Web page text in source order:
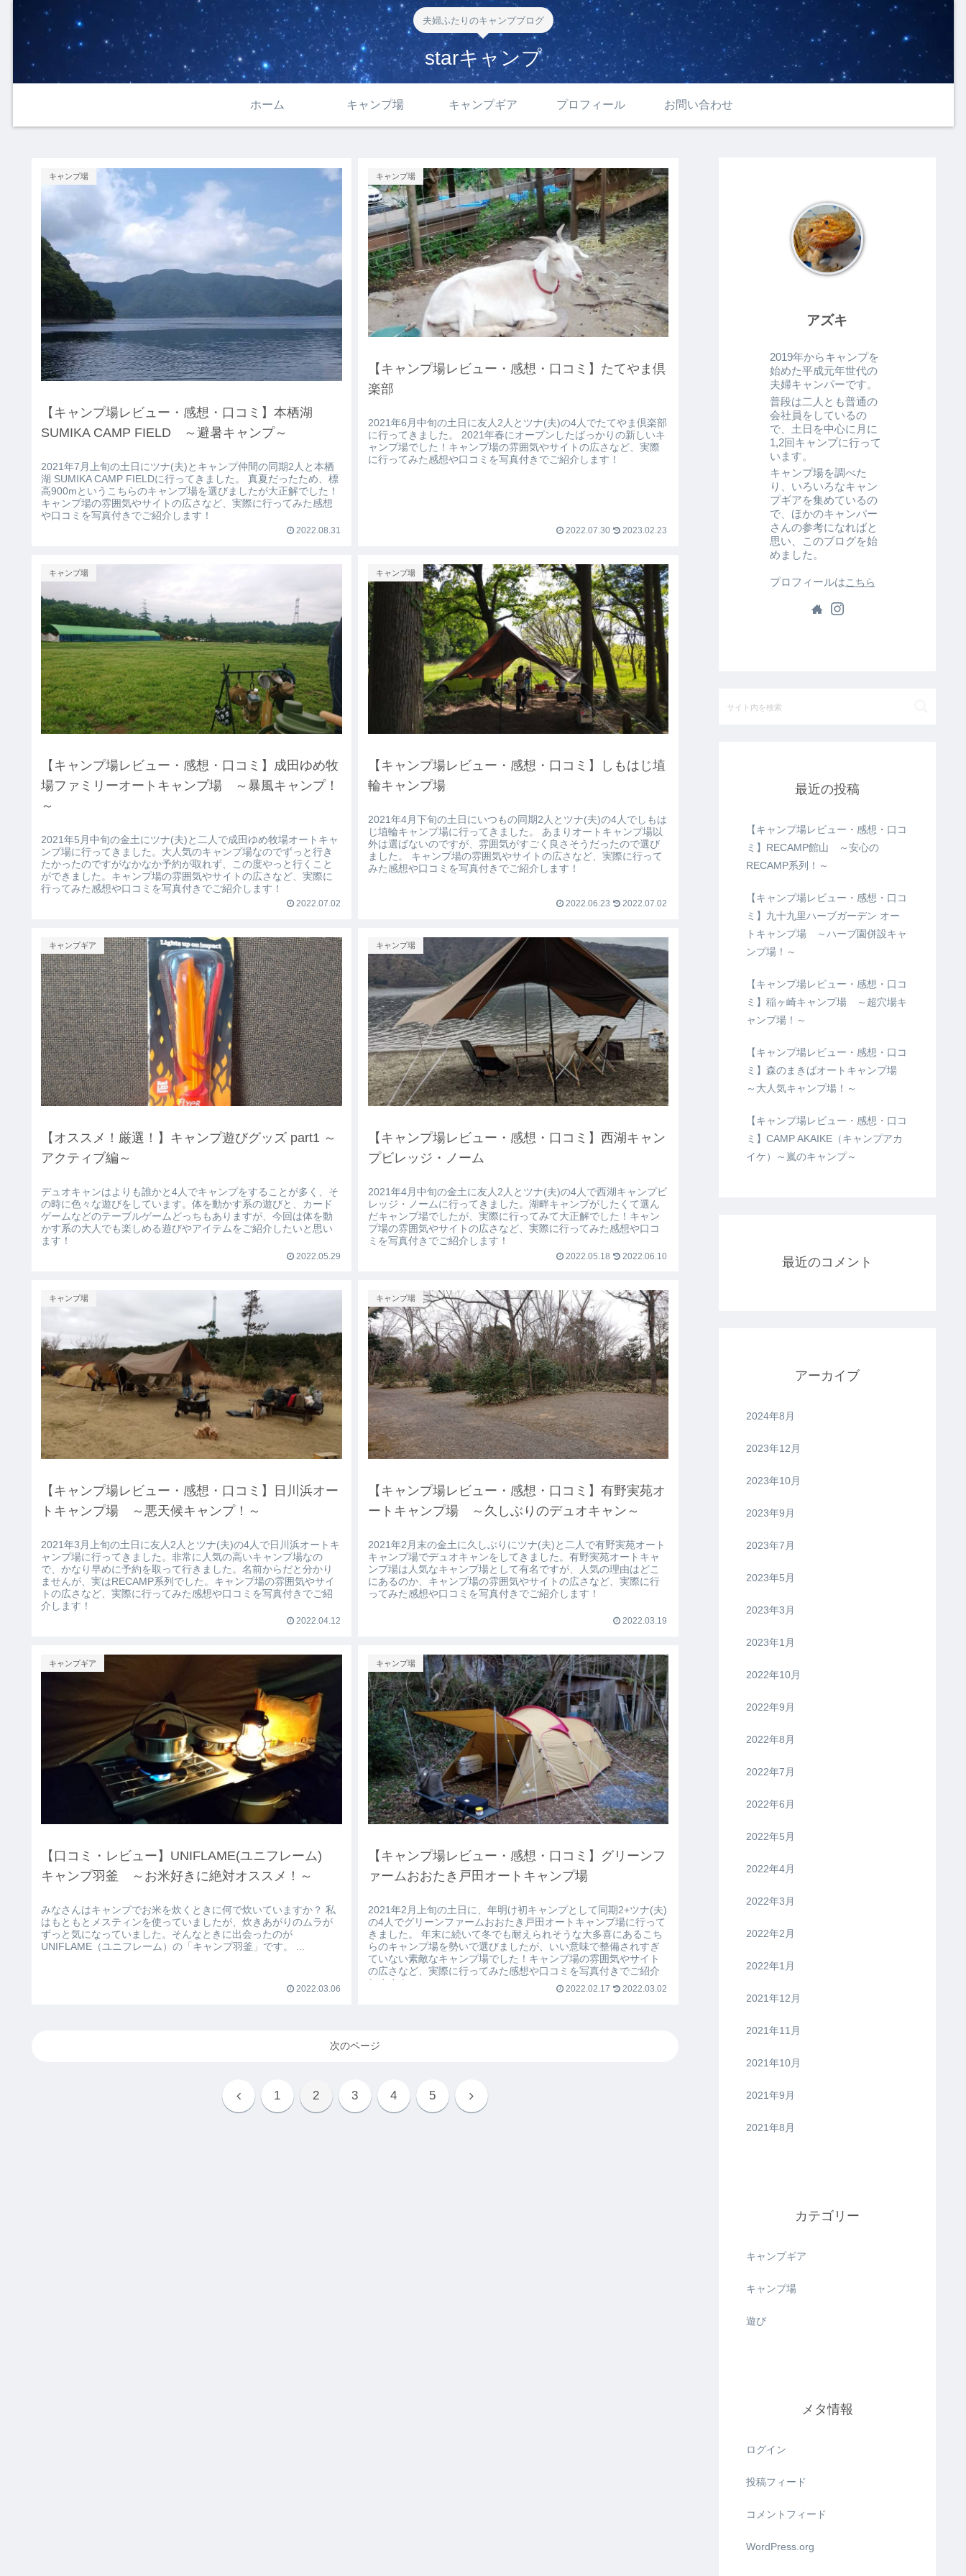
夫婦ふたりのキャンプブログ
starキャンプ
ホーム キャンプ場 キャンプギア プロフィール お問い合わせ
キャンプ場
【キャンプ場レビュー・感想・口コミ】本栖湖
SUMIKA CAMP FIELD ～避暑キャンプ～
2021年7月上旬の土日にツナ(夫)とキャンプ仲間の同期2人と本栖
湖 SUMIKA CAMP FIELDに行ってきました。 真夏だったため、標
高900mというこちらのキャンプ場を選びましたが大正解でした！
キャンプ場の雰囲気やサイトの広さなど、実際に行ってみた感想
や口コミを写真付きでご紹介します！
2022.08.31
キャンプ場
【キャンプ場レビュー・感想・口コミ】たてやま倶
楽部
2021年6月中旬の土日に友人2人とツナ(夫)の4人でたてやま倶楽部
に行ってきました。 2021年春にオープンしたばっかりの新しいキ
ャンプ場でした！キャンプ場の雰囲気やサイトの広さなど、実際
に行ってみた感想や口コミを写真付きでご紹介します！
2022.07.30 2023.02.23
キャンプ場
【キャンプ場レビュー・感想・口コミ】成田ゆめ牧
場ファミリーオートキャンプ場 ～暴風キャンプ！
～
2021年5月中旬の金土にツナ(夫)と二人で成田ゆめ牧場オートキャ
ンプ場に行ってきました。大人気のキャンプ場なのでずっと行き
たかったのですがなかなか予約が取れず、この度やっと行くこと
ができました。キャンプ場の雰囲気やサイトの広さなど、実際に
行ってみた感想や口コミを写真付きでご紹介します！
2022.07.02
キャンプ場
【キャンプ場レビュー・感想・口コミ】しもはじ埴
輪キャンプ場
2021年4月下旬の土日にいつもの同期2人とツナ(夫)の4人でしもは
じ埴輪キャンプ場に行ってきました。 あまりオートキャンプ場以
外は選ばないのですが、雰囲気がすごく良さそうだったので選び
ました。 キャンプ場の雰囲気やサイトの広さなど、実際に行って
みた感想や口コミを写真付きでご紹介します！
2022.06.23 2022.07.02
キャンプギア
【オススメ！厳選！】キャンプ遊びグッズ part1 ～
アクティブ編～
デュオキャンはよりも誰かと4人でキャンプをすることが多く、そ
の時に色々な遊びをしています。体を動かす系の遊びと、カード
ゲームなどのテーブルゲームどっちもありますが、今回は体を動
かす系の大人でも楽しめる遊びやアイテムをご紹介したいと思い
ます！
2022.05.29
キャンプ場
【キャンプ場レビュー・感想・口コミ】西湖キャン
プビレッジ・ノーム
2021年4月中旬の金土に友人2人とツナ(夫)の4人で西湖キャンプビ
レッジ・ノームに行ってきました。湖畔キャンプがしたくて選ん
だキャンプ場でしたが、実際に行ってみて大正解でした！キャン
プ場の雰囲気やサイトの広さなど、実際に行ってみた感想や口コ
ミを写真付きでご紹介します！
2022.05.18 2022.06.10
キャンプ場
【キャンプ場レビュー・感想・口コミ】日川浜オー
トキャンプ場 ～悪天候キャンプ！～
2021年3月上旬の土日に友人2人とツナ(夫)の4人で日川浜オートキ
ャンプ場に行ってきました。非常に人気の高いキャンプ場なの
で、かなり早めに予約を取って行きました。名前からだと分かり
ませんが、実はRECAMP系列でした。キャンプ場の雰囲気やサイ
トの広さなど、実際に行ってみた感想や口コミを写真付きでご紹
介します！
2022.04.12
キャンプ場
【キャンプ場レビュー・感想・口コミ】有野実苑オ
ートキャンプ場 ～久しぶりのデュオキャン～
2021年2月末の金土に久しぶりにツナ(夫)と二人で有野実苑オート
キャンプ場でデュオキャンをしてきました。有野実苑オートキャ
ンプ場は人気なキャンプ場として有名ですが、人気の理由はどこ
にあるのか、キャンプ場の雰囲気やサイトの広さなど、実際に行
ってみた感想や口コミを写真付きでご紹介します！
2022.03.19
キャンプギア
【口コミ・レビュー】UNIFLAME(ユニフレーム)
キャンプ羽釜 ～お米好きに絶対オススメ！～
みなさんはキャンプでお米を炊くときに何で炊いていますか？ 私
はもともとメスティンを使っていましたが、炊きあがりのムラが
ずっと気になっていました。そんなときに出会ったのが
UNIFLAME（ユニフレーム）の「キャンプ羽釜」です。 ...
2022.03.06
キャンプ場
【キャンプ場レビュー・感想・口コミ】グリーンフ
ァームおおたき戸田オートキャンプ場
2021年2月上旬の土日に、年明け初キャンプとして同期2+ツナ(夫)
の4人でグリーンファームおおたき戸田オートキャンプ場に行って
きました。 年末に続いて冬でも耐えられそうな大多喜にあるこち
らのキャンプ場を勢いで選びましたが、いい意味で整備されすぎ
ていない素敵なキャンプ場でした！キャンプ場の雰囲気やサイト
の広さなど、実際に行ってみた感想や口コミを写真付きでご紹介
します！
2022.02.17 2022.03.02
次のページ
1 2 3 4 5
アズキ
2019年からキャンプを
始めた平成元年世代の
夫婦キャンパーです。
普段は二人とも普通の
会社員をしているの
で、土日を中心に月に
1,2回キャンプに行って
います。
キャンプ場を調べた
り、いろいろなキャン
プギアを集めているの
で、ほかのキャンパー
さんの参考になればと
思い、このブログを始
めました。
プロフィールは こちら
最近の投稿
【キャンプ場レビュー・感想・口コ
ミ】RECAMP館山 ～安心の
RECAMP系列！～
【キャンプ場レビュー・感想・口コ
ミ】九十九里ハーブガーデン オー
トキャンプ場 ～ハーブ園併設キャ
ンプ場！～
【キャンプ場レビュー・感想・口コ
ミ】稲ヶ崎キャンプ場 ～超穴場キ
ャンプ場！～
【キャンプ場レビュー・感想・口コ
ミ】森のまきばオートキャンプ場
～大人気キャンプ場！～
【キャンプ場レビュー・感想・口コ
ミ】CAMP AKAIKE（キャンプアカ
イケ）～嵐のキャンプ～
最近のコメント
アーカイブ
2024年8月
2023年12月
2023年10月
2023年9月
2023年7月
2023年5月
2023年3月
2023年1月
2022年10月
2022年9月
2022年8月
2022年7月
2022年6月
2022年5月
2022年4月
2022年3月
2022年2月
2022年1月
2021年12月
2021年11月
2021年10月
2021年9月
2021年8月
カテゴリー
キャンプギア
キャンプ場
遊び
メタ情報
ログイン
投稿フィード
コメントフィード
WordPress.org